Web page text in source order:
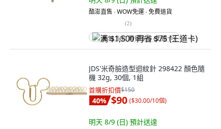
酷澎直售 ∙ WOW免運 ∙ 免費退貨
(2)
满 $1,500 再省 $75 (王道卡)
JDS'米奇臉造型迴紋針 298422 顏色隨
機 32g, 30個, 1組
首購折扣價$150
40% $90 ($30.00/10個)
明天 8/9 (日) 預計送達